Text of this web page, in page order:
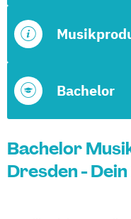
Bachelor
Bachelor
Dresden -